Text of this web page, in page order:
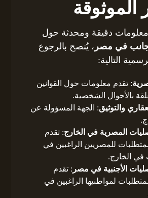
الموثوقة
دقيقة ومحدثة حول
في مصر ، يُنصح بالرجوع
التالية:
: تقدم معلومات حول القوانين
بالأحوال الشخصية.
والتوثيق: الجهة المسؤولة عن
المصرية في الخارج: تقدم
للمصريين الراغبين في
في الخارج.
الأجنبية في مصر : تقدم
لمواطنيها الراغبين في